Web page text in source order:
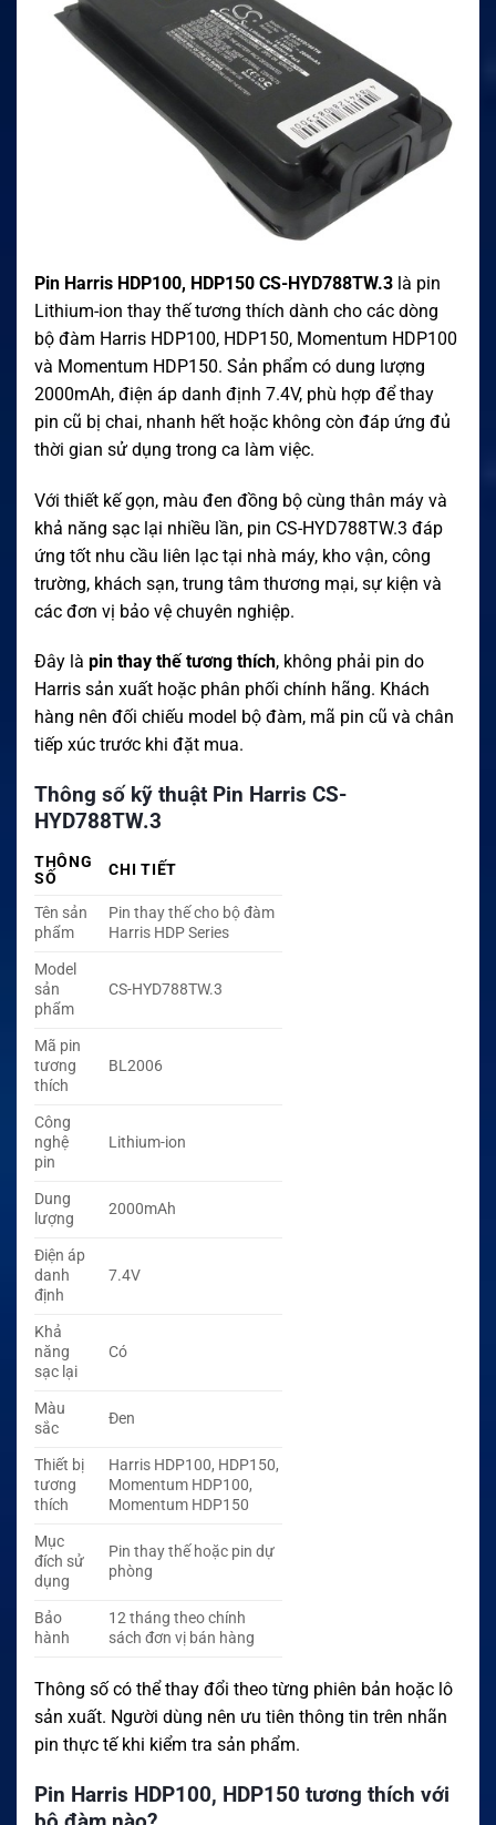
Pin Harris HDP100, HDP150 CS-HYD788TW.3 là pin
Lithium-ion thay thế tương thích dành cho các dòng
bộ đàm Harris HDP100, HDP150, Momentum HDP100
và Momentum HDP150. Sản phẩm có dung lượng
2000mAh, điện áp danh định 7.4V, phù hợp để thay
pin cũ bị chai, nhanh hết hoặc không còn đáp ứng đủ
thời gian sử dụng trong ca làm việc.
Với thiết kế gọn, màu đen đồng bộ cùng thân máy và
khả năng sạc lại nhiều lần, pin CS-HYD788TW.3 đáp
ứng tốt nhu cầu liên lạc tại nhà máy, kho vận, công
trường, khách sạn, trung tâm thương mại, sự kiện và
các đơn vị bảo vệ chuyên nghiệp.
Đây là pin thay thế tương thích, không phải pin do
Harris sản xuất hoặc phân phối chính hãng. Khách
hàng nên đối chiếu model bộ đàm, mã pin cũ và chân
tiếp xúc trước khi đặt mua.
Thông số kỹ thuật Pin Harris CS-
HYD788TW.3
THÔNG
SỐ
CHI TIẾT
Tên sản
phẩm
Pin thay thế cho bộ đàm
Harris HDP Series
Model
sản
phẩm
CS-HYD788TW.3
Mã pin
tương
thích
BL2006
Công
nghệ
pin
Lithium-ion
Dung
lượng
2000mAh
Điện áp
danh
định
7.4V
Khả
năng
sạc lại
Có
Màu
sắc
Đen
Thiết bị
tương
thích
Harris HDP100, HDP150,
Momentum HDP100,
Momentum HDP150
Mục
đích sử
dụng
Pin thay thế hoặc pin dự
phòng
Bảo
hành
12 tháng theo chính
sách đơn vị bán hàng
Thông số có thể thay đổi theo từng phiên bản hoặc lô
sản xuất. Người dùng nên ưu tiên thông tin trên nhãn
pin thực tế khi kiểm tra sản phẩm.
Pin Harris HDP100, HDP150 tương thích với